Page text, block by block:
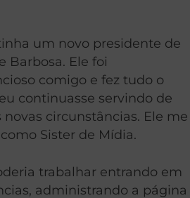
um novo presidente de
Barbosa. Ele foi
comigo e fez tudo o
continuasse servindo de
circunstâncias. Ele me
Sister de Mídia.
trabalhar entrando em
administrando a página